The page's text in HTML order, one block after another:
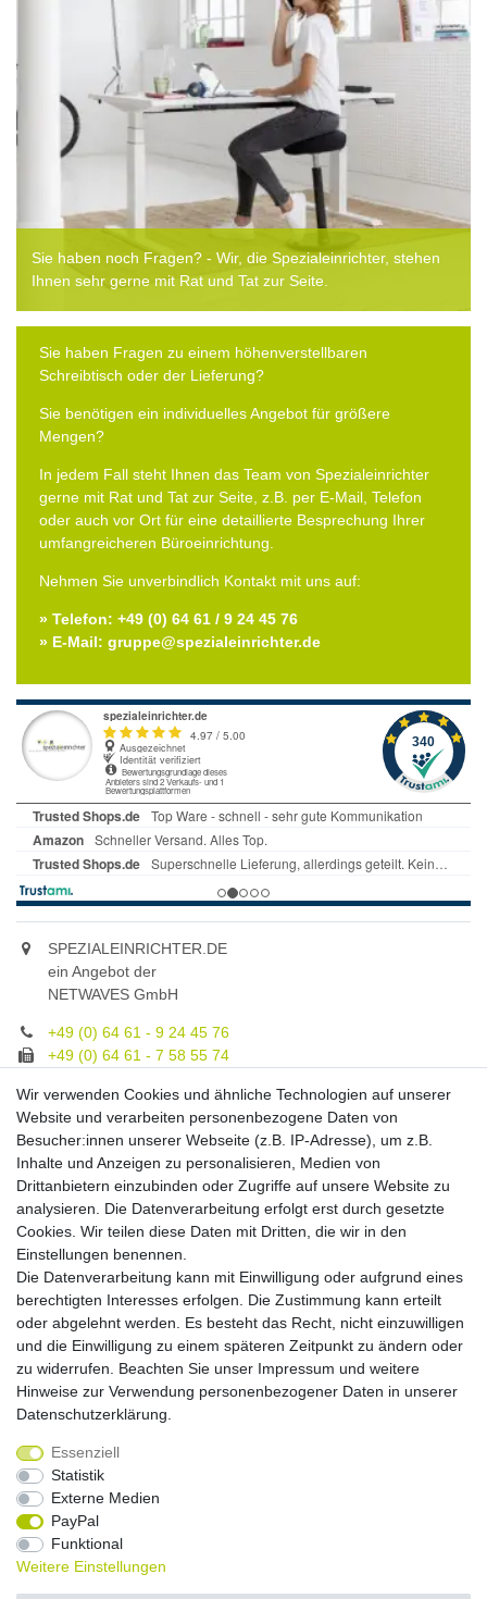
Sie haben noch Fragen? - Wir, die Spezialeinrichter, stehen
Ihnen sehr gerne mit Rat und Tat zur Seite.
Sie haben Fragen zu einem höhenverstellbaren
Schreibtisch oder der Lieferung?
Sie benötigen ein individuelles Angebot für größere
Mengen?
In jedem Fall steht Ihnen das Team von Spezialeinrichter
gerne mit Rat und Tat zur Seite, z.B. per E-Mail, Telefon
oder auch vor Ort für eine detaillierte Besprechung Ihrer
umfangreicheren Büroeinrichtung.
Nehmen Sie unverbindlich Kontakt mit uns auf:
» Telefon: +49 (0) 64 61 / 9 24 45 76
» E-Mail: gruppe@spezialeinrichter.de
SPEZIALEINRICHTER.DE
ein Angebot der
NETWAVES GmbH
+49 (0) 64 61 - 9 24 45 76
+49 (0) 64 61 - 7 58 55 74
Unsere Fachberatung:
Montag - Freitag, 9.00 - 21.00
Zahlungsmöglichkeiten
Versandkosten
Versandarten
Auslandsversand, Hochgebirgs- oder
Insellieferung
Widerrufs­recht
Daten­schutz­erklärung
Wir verwenden Cookies und ähnliche Technologien auf unserer
Website und verarbeiten personenbezogene Daten von
Besucher:innen unserer Webseite (z.B. IP-Adresse), um z.B.
Inhalte und Anzeigen zu personalisieren, Medien von
Drittanbietern einzubinden oder Zugriffe auf unsere Website zu
analysieren. Die Datenverarbeitung erfolgt erst durch gesetzte
Cookies. Wir teilen diese Daten mit Dritten, die wir in den
Einstellungen benennen.
Die Datenverarbeitung kann mit Einwilligung oder aufgrund eines
berechtigten Interesses erfolgen. Die Zustimmung kann erteilt
oder abgelehnt werden. Es besteht das Recht, nicht einzuwilligen
und die Einwilligung zu einem späteren Zeitpunkt zu ändern oder
zu widerrufen. Beachten Sie unser Impressum und weitere
Hinweise zur Verwendung personenbezogener Daten in unserer
Daten­schutz­erklärung
Essenziell
Statistik
Externe Medien
PayPal
Funktional
Weitere Einstellungen